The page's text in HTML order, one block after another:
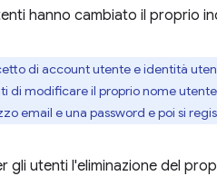
hanno cambiato il proprio
di account utente e identità
di modificare il proprio nome
email e una password e poi si
gli utenti l'eliminazione del